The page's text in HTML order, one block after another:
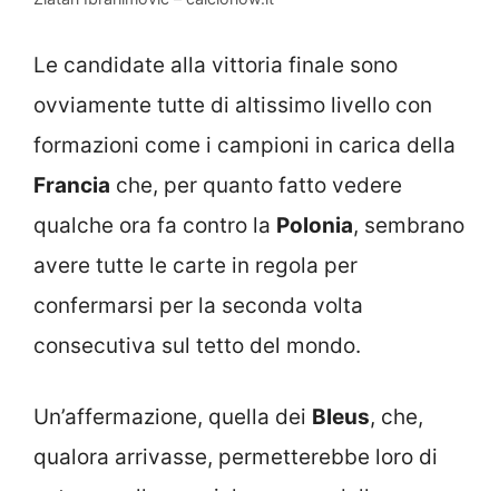
Le candidate alla vittoria finale sono
ovviamente tutte di altissimo livello con
formazioni come i campioni in carica della
Francia che, per quanto fatto vedere
qualche ora fa contro la Polonia, sembrano
avere tutte le carte in regola per
confermarsi per la seconda volta
consecutiva sul tetto del mondo.
Un’affermazione, quella dei Bleus, che,
qualora arrivasse, permetterebbe loro di